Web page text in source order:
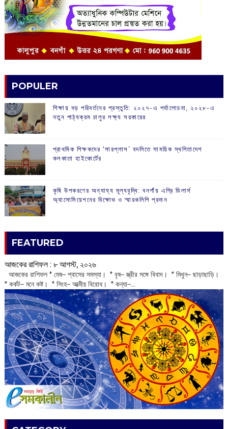
POPULER
শিক্ষায় বড় পরিবর্তনের প্রস্তুতি: ২০২৭-এ পর্যালোচনা, ২০২৮-এ
নতুন পাঠ্যক্রম চালুর লক্ষ্য সরকারের
প্রাথমিক শিক্ষকদের ‘সারপ্লাস’ বদলিতে সাময়িক স্থগিতাদেশ
কলকাতা হাইকোর্টের
কৃষি উপকরণের অন্যায্য মূল্যবৃদ্ধি: বনগাঁয় এগ্রি ডিলার্স
অ্যাসোসিয়েশনের বিক্ষোভ ও স্মারকলিপি প্রদান
FEATURED
আজকের রাশিফল :‌ ‌‌৮ আগস্ট, ২০২৬
‌ আজকের রাশিফল * মেষ– শ্বাসের সমস্যা। * বৃষ– স্ত্রীর সঙ্গে বিবাদ। * মিথুন– ছাড়াছাড়ি।
* কর্কট– মনে কষ্ট। * সিংহ– আত্মীয় বিরোধ। * কন্যা–...